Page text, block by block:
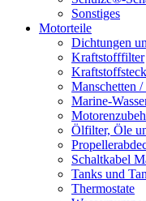
Sonstiges
Motorteile
Dichtungen
Kraftstofffilter
Manschetten
Marine-
Ölfilter, Öle
Schaltkabel
Tanks und
Thermostate